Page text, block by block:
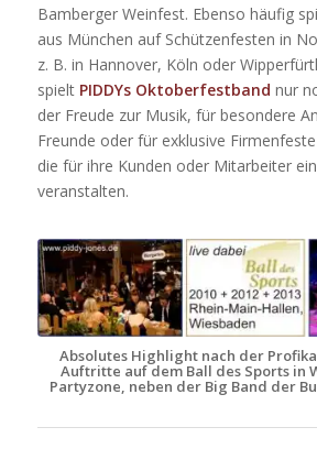
Bamberger Weinfest. Ebenso häufig
aus München auf Schützenfesten in
z. B. in Hannover, Köln oder
spielt PIDDYs Oktoberfestband nur
der Freude zur Musik, für besondere
Freunde oder für exklusive
die für ihre Kunden oder Mitarbeiter
veranstalten.
Absolutes Highlight nach der
Auftritte auf dem Ball des Sports in
Partyzone, neben der Big Band der